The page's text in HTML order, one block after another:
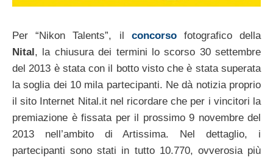
Per “Nikon Talents”, il concorsofotografico della
Nital, la chiusura dei termini lo scorso 30 settembre
del 2013 è stata con il botto visto che è stata superata
la soglia dei 10 mila partecipanti. Ne dà notizia proprio
il sito Internet Nital.it nel ricordare che per i vincitori la
premiazione è fissata per il prossimo 9 novembre del
2013 nell’ambito di Artissima. Nel dettaglio, i
partecipanti sono stati in tutto 10.770, ovverosia più